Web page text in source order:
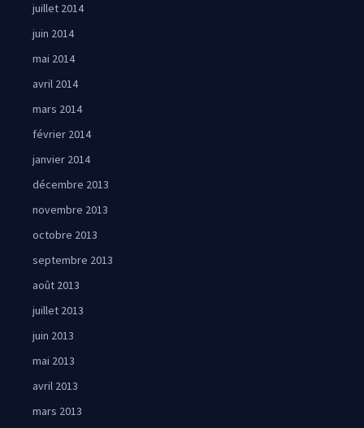
juillet 2014
juin 2014
mai 2014
avril 2014
mars 2014
février 2014
janvier 2014
décembre 2013
novembre 2013
octobre 2013
septembre 2013
août 2013
juillet 2013
juin 2013
mai 2013
avril 2013
mars 2013